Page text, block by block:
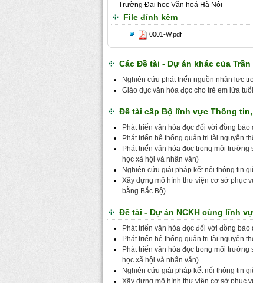
Trường Đại học Văn hoá Hà Nội
File đính kèm
0001-W.pdf
Các Đề tài - Dự án khác của
Nghiên cứu phát triển nguồn nhân lực
Giáo dục văn hóa đọc cho trẻ em lứa
Đề tài cấp Bộ lĩnh vực Thông
Phát triển văn hóa đọc đối với đồng
Phát triển hệ thống quản trị tài nguyên
Phát triển văn hóa đọc trong môi
học xã hội và nhân văn)
Nghiên cứu giải pháp kết nối thông tin
Xây dựng mô hình thư viện cơ sở phục
bằng Bắc Bộ)
Đề tài - Dự án NCKH cùng lĩnh
Phát triển văn hóa đọc đối với đồng
Phát triển hệ thống quản trị tài nguyên
Phát triển văn hóa đọc trong môi
học xã hội và nhân văn)
Nghiên cứu giải pháp kết nối thông tin